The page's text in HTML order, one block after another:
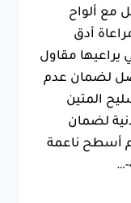
مع ألواح
أدق
يراعيها مقاول
​عزل الفواصل لضمان عدم
مستقبلاً. 2- ​التسليح المتين
لضمان
أسطح ناعمة